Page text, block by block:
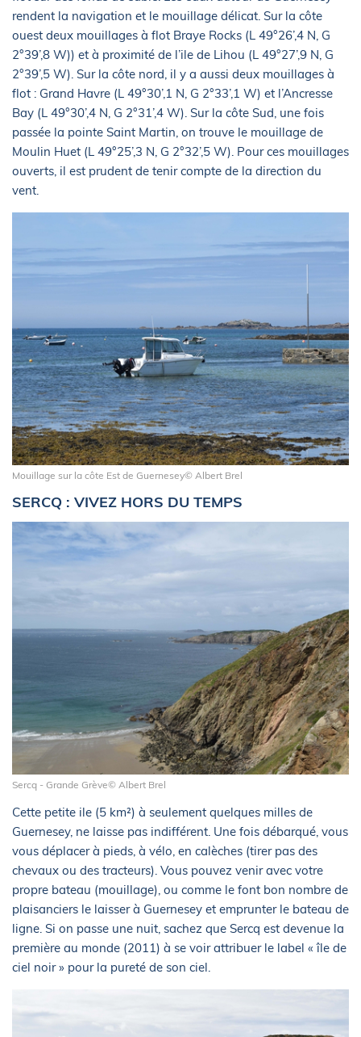
rendent la navigation et le mouillage délicat. Sur la côte
ouest deux mouillages à flot Braye Rocks (L 49°26’,4 N, G
2°39’,8 W)) et à proximité de l’ile de Lihou (L 49°27’,9 N, G
2°39’,5 W). Sur la côte nord, il y a aussi deux mouillages à
flot : Grand Havre (L 49°30’,1 N, G 2°33’,1 W) et l’Ancresse
Bay (L 49°30’,4 N, G 2°31’,4 W). Sur la côte Sud, une fois
passée la pointe Saint Martin, on trouve le mouillage de
Moulin Huet (L 49°25’,3 N, G 2°32’,5 W). Pour ces mouillages
ouverts, il est prudent de tenir compte de la direction du
vent.
Mouillage sur la côte Est de Guernesey© Albert Brel
SERCQ : VIVEZ HORS DU TEMPS
Sercq - Grande Grève© Albert Brel
Cette petite ile (5 km²) à seulement quelques milles de
Guernesey, ne laisse pas indifférent. Une fois débarqué, vous
vous déplacer à pieds, à vélo, en calèches (tirer pas des
chevaux ou des tracteurs). Vous pouvez venir avec votre
propre bateau (mouillage), ou comme le font bon nombre de
plaisanciers le laisser à Guernesey et emprunter le bateau de
ligne. Si on passe une nuit, sachez que Sercq est devenue la
première au monde (2011) à se voir attribuer le label « île de
ciel noir » pour la pureté de son ciel.